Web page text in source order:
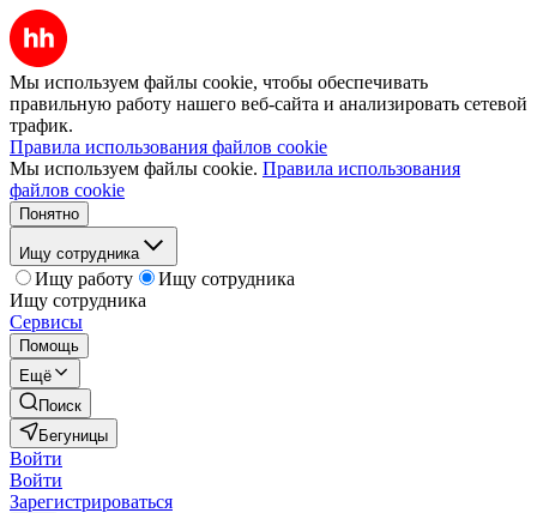
Мы используем файлы cookie, чтобы обеспечивать
правильную работу нашего веб-сайта и анализировать сетевой
трафик.
Правила использования файлов cookie
Мы используем файлы cookie. Правила использования
файлов cookie
Понятно
Ищу сотрудника
Ищу работу
Ищу сотрудника
Ищу сотрудника
Сервисы
Помощь
Ещё
Поиск
Бегуницы
Войти
Войти
Зарегистрироваться